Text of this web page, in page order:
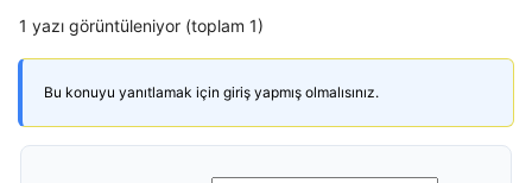
1 yazı görüntüleniyor (toplam 1)
Bu konuyu yanıtlamak için giriş yapmış olmalısınız.